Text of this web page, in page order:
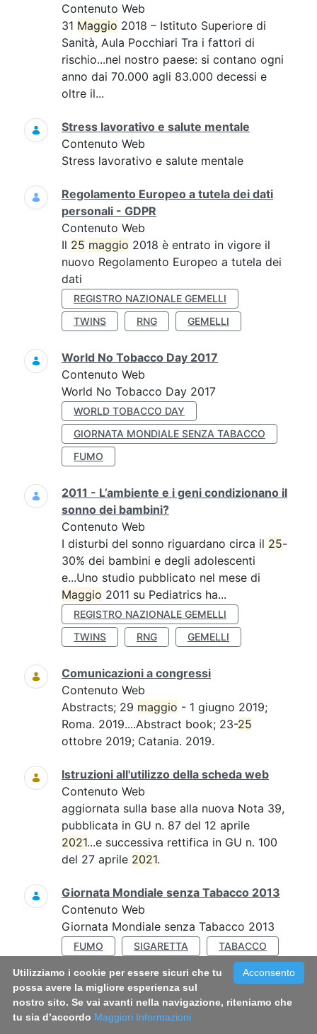
Contenuto Web
31 Maggio 2018 – Istituto Superiore di
Sanità, Aula Pocchiari Tra i fattori di
rischio...nel nostro paese: si contano ogni
anno dai 70.000 agli 83.000 decessi e
oltre il...
Stress lavorativo e salute mentale
Contenuto Web
Stress lavorativo e salute mentale
Regolamento Europeo a tutela dei dati
personali - GDPR
Contenuto Web
Il 25 maggio 2018 è entrato in vigore il
nuovo Regolamento Europeo a tutela dei
dati
REGISTRO NAZIONALE GEMELLI
TWINS
RNG GEMELLI
World No Tobacco Day 2017
Contenuto Web
World No Tobacco Day 2017
WORLD TOBACCO DAY
GIORNATA MONDIALE SENZA TABACCO
FUMO
2011 - L’ambiente e i geni condizionano il
sonno dei bambini?
Contenuto Web
I disturbi del sonno riguardano circa il 25-
30% dei bambini e degli adolescenti
e...Uno studio pubblicato nel mese di
Maggio 2011 su Pediatrics ha...
REGISTRO NAZIONALE GEMELLI
TWINS
RNG GEMELLI
Comunicazioni a congressi
Contenuto Web
Abstracts; 29 maggio - 1 giugno 2019;
Roma. 2019....Abstract book; 23-25
ottobre 2019; Catania. 2019.
Istruzioni all'utilizzo della scheda web
Contenuto Web
aggiornata sulla base alla nuova Nota 39,
pubblicata in GU n. 87 del 12 aprile
2021...e successiva rettifica in GU n. 100
del 27 aprile 2021.
Giornata Mondiale senza Tabacco 2013
Contenuto Web
Giornata Mondiale senza Tabacco 2013
FUMO SIGARETTA TABACCO
Promozione della salute mentale nelle
scuole
Contenuto Web
Acconsento
Utilizziamo i cookie per essere sicuri che tu
possa avere la migliore esperienza sul
nostro sito. Se vai avanti nella navigazione, riteniamo che
tu sia d’accordo Maggiori Informazioni